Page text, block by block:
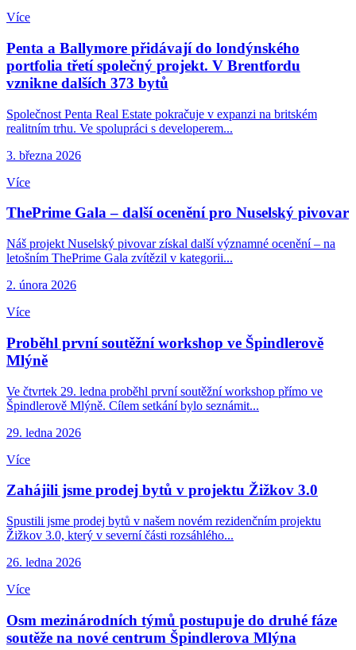
Více
Penta a Ballymore přidávají do londýnského
portfolia třetí společný projekt. V Brentfordu
vznikne dalších 373 bytů
Společnost Penta Real Estate pokračuje v expanzi na britském
realitním trhu. Ve spolupráci s developerem...
3. března 2026
Více
ThePrime Gala – další ocenění pro Nuselský pivovar
Náš projekt Nuselský pivovar získal další významné ocenění – na
letošním ThePrime Gala zvítězil v kategorii...
2. února 2026
Více
Proběhl první soutěžní workshop ve Špindlerově
Mlýně
Ve čtvrtek 29. ledna proběhl první soutěžní workshop přímo ve
Špindlerově Mlýně. Cílem setkání bylo seznámit...
29. ledna 2026
Více
Zahájili jsme prodej bytů v projektu Žižkov 3.0
Spustili jsme prodej bytů v našem novém rezidenčním projektu
Žižkov 3.0, který v severní části rozsáhlého...
26. ledna 2026
Více
Osm mezinárodních týmů postupuje do druhé fáze
soutěže na nové centrum Špindlerova Mlýna